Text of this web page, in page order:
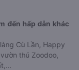
đến hấp dẫn khác
Cù Lần, Happy
thú Zoodoo,